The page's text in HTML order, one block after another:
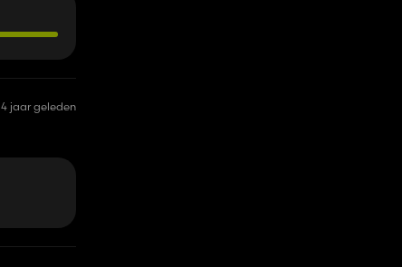
4 jaar geleden